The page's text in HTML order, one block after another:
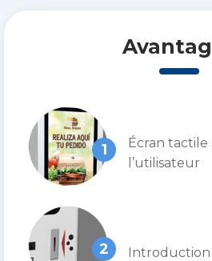
1
Écran
l’utilisateur
2 Introduction